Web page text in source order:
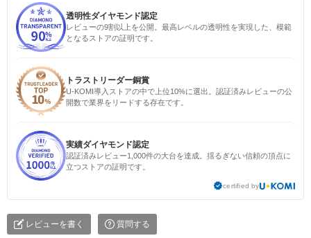
透明性ダイヤモンド認定
レビューの9割以上を公開。最高レベルの透明性を実現した、模範
となるストアの証明です。
トラストリーダー銅賞
U-KOMI導入ストアの中で上位10%に選出。認証済みレビューの公
開数で業界をリードする存在です。
実績ダイヤモンド認定
認証済みレビュー1,000件の大台を達成。揺るぎない信頼の頂点に
立つストアの証明です。
certified by
レビューを書く 質問する